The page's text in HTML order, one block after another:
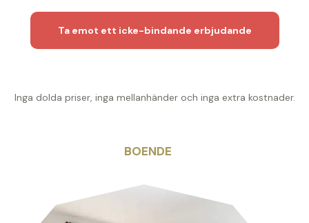
Ta emot ett icke-bindande erbjudande
Inga dolda priser, inga mellanhänder och inga extra kostnader.
BOENDE